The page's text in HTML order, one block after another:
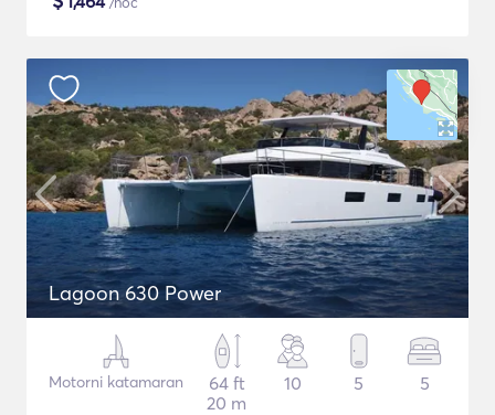
Lagoon 630 Power
Motorni katamaran
64 ft
20 m
10 5 5